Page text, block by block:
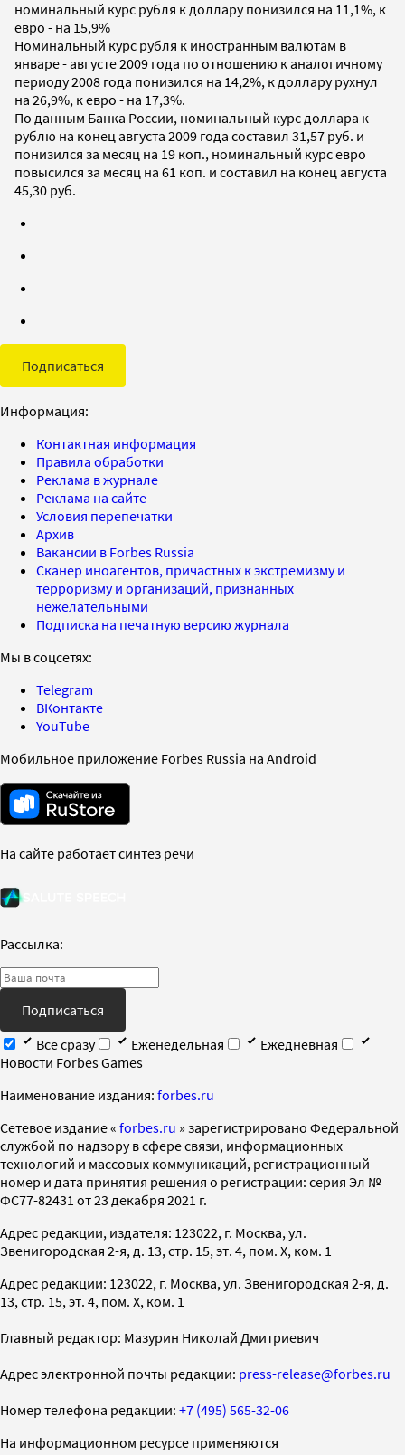
номинальный курс рубля к доллару понизился на 11,1%, к
евро - на 15,9%
Номинальный курс рубля к иностранным валютам в
январе - августе 2009 года по отношению к аналогичному
периоду 2008 года понизился на 14,2%, к доллару рухнул
на 26,9%, к евро - на 17,3%.
По данным Банка России, номинальный курс доллара к
рублю на конец августа 2009 года составил 31,57 руб. и
понизился за месяц на 19 коп., номинальный курс евро
повысился за месяц на 61 коп. и составил на конец августа
45,30 руб.
Подписаться
Информация:
Контактная информация
Правила обработки
Реклама в журнале
Реклама на сайте
Условия перепечатки
Архив
Вакансии в Forbes Russia
Сканер иноагентов, причастных к экстремизму и
терроризму и организаций, признанных
нежелательными
Подписка на печатную версию журнала
Мы в соцсетях:
Telegram
ВКонтакте
YouTube
Мобильное приложение Forbes Russia на Android
На сайте работает синтез речи
Рассылка:
Подписаться
Все сразу
Еженедельная
Ежедневная
Новости Forbes Games
Наименование издания: forbes.ru
Cетевое издание « forbes.ru » зарегистрировано Федеральной
службой по надзору в сфере связи, информационных
технологий и массовых коммуникаций, регистрационный
номер и дата принятия решения о регистрации: серия Эл №
ФС77-82431 от 23 декабря 2021 г.
Адрес редакции, издателя: 123022, г. Москва, ул.
Звенигородская 2-я, д. 13, стр. 15, эт. 4, пом. X, ком. 1
Адрес редакции: 123022, г. Москва, ул. Звенигородская 2-я, д.
13, стр. 15, эт. 4, пом. X, ком. 1
Главный редактор: Мазурин Николай Дмитриевич
Адрес электронной почты редакции: press-release@forbes.ru
Номер телефона редакции: +7 (495) 565-32-06
На информационном ресурсе применяются